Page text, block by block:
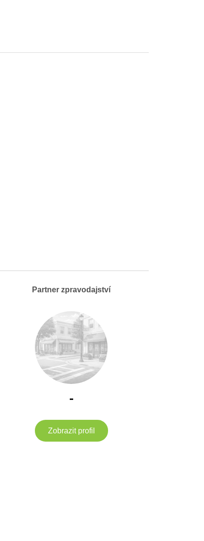
Partner zpravodajství
-
Zobrazit profil